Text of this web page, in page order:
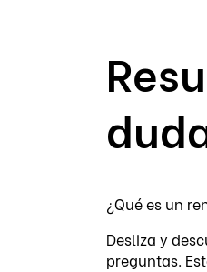
¿Qué es un
Desliza y
preguntas.